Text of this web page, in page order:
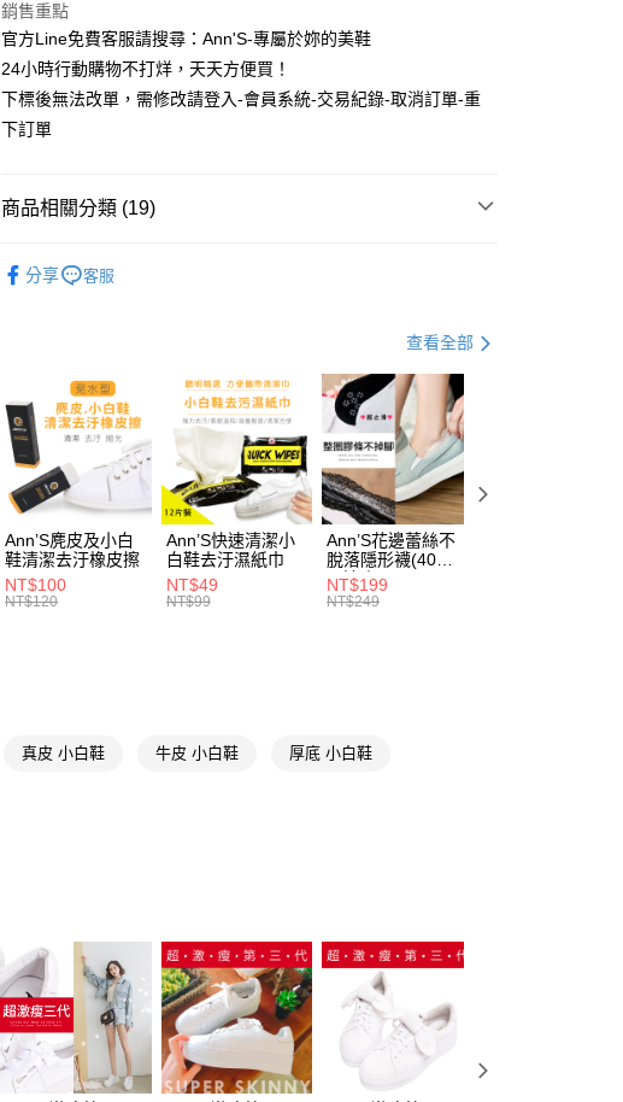
臺灣中小企業銀行
匯豐（台灣）商業銀行
華泰商業銀行
聯邦商業銀行
遠東國際商業銀行
玉山商業銀行
星展（台灣）商業銀行
台新國際商業銀行
國泰世華商業銀行
臺灣中小企業銀行
台中商業銀行
匯豐（台灣）商業銀行
華泰商業銀行
聯邦商業銀行
遠東國際商業銀行
元大商業銀行
台灣樂天信用卡公司
LINE Pay
街口支付
Google Pay
全支付
1.本服務由台灣大哥大提供，台灣大哥大用戶可立即使用無須另外申請。
2.付款方式選擇「大哥付你分期」，訂單成立後會自動跳轉到大哥付的交易
流程，驗證手機門號後，選擇欲分期的期數、繳款截止日，確認付款後即
完成交易。
3.實際核准額度、可分期數及費用金額請依後續交易確認頁面所載為準。
4.訂單成立30分鐘內，如未前往確認交易或遇審核未通過，訂單將自動取
消。如遇「轉專審核」未通過狀況，表示未達大哥付你分期系統評分，恕
無法說明評估內容。
【繳款方式說明】
1.分期款項不併入電信帳單，「大哥付你分期」於每月結算日後寄送繳費提
醒簡訊。
款買賣價金債權讓與本公司後，依約使用本公司帳單繳交帳款。
AFTEE先享後付
相關說明
【關於「AFTEE先享後付」】
AFTEE先享後付是「在收到商品之後才付款」的支付方式。 讓您購物簡單
便利好安心！
１．簡單：不需註冊會員、不需綁卡、不需儲值。
２．便利：只要手機號碼，簡訊認證，即可結帳。
３．安心：先確認商品／服務後，再付款。
【「AFTEE先享後付」結帳流程】
１．於結帳方式選擇「AFTEE先享後付」後，將跳轉至「AFTEE先享後
先享後付繳納相關費用。
２．關於個人資料處理事宜，請瀏覽以下網址：
https://aftee.tw/terms/#terms3
３．未成年的使用者請事先徵得法定代理人或監護人之同意方可使用
「AFTEE先享後付」，若未經同意申辦者引起之損失，本公司不負相關責
任。
４．使用「AFTEE先享後付」時，將依據個別帳號之用戶狀況，依本公司
即時審查核予不同之上限額度；若仍有額度不足之情形，本公司將視審查
ATM付款
全家付款取貨
每筆NT$100，滿NT$999(含以上)免運費
每筆NT$100，滿NT$999(含以上)免運費
付款後7-11取貨
每筆NT$100，滿NT$999(含以上)免運費
宅配
每筆NT$100，滿NT$999(含以上)免運費
銷售重點
官方Line免費客服請搜尋：Ann'S-專屬於妳的美鞋
24小時行動購物不打烊，天天方便買！
下標後無法改單，需修改請登入-會員系統-交易紀錄-取消訂單-重
下訂單
商品相關分類 (19)
流行女鞋 【全真皮鞋款系列】
選款式 寶石、水鑽
選顏色 純白
選款式 懶人鞋、休閒鞋
選跟高 低跟3-5.5公分
不用等現貨專區
海外港澳直送專區
分享 客服
查看全部
Ann’S麂皮及小白
鞋清潔去汙橡皮擦
NT$100
NT$120
Ann’S快速清潔小
白鞋去汙濕紙巾
NT$49
NT$99
Ann’S花邊蕾絲不
脫落隱形襪(40號
內適穿)
NT$199
NT$249
真皮 小白鞋 牛皮 小白鞋 厚底 小白鞋